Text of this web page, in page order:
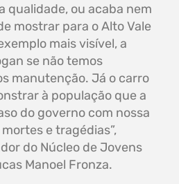
qualidade, ou acaba nem
mostrar para o Alto Vale
mais visível, a
se não temos
manutenção. Já o carro
à população que a
do governo com nossa
e tragédias”,
do Núcleo de Jovens
Manoel Fronza.